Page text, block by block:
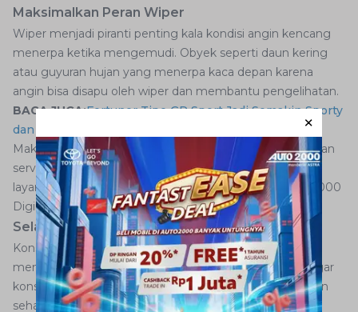
Maksimalkan Peran Wiper
Wiper menjadi piranti penting kala kondisi angin kencang
menerpa ketika mengemudi. Obyek seperti daun kering
atau guyuran hujan yang menerpa kaca depan karena
angin bisa disapu oleh wiper dan membantu pengelihatan.
BACA JUGA:Fortuner Tipe GR Sport Jadi Semakin Sporty
dan Modern
Maka pastikan kondisinya selalu prima dengan melakukan
servis berkala di bengkel Auto2000 atau mengorder
layanan THS Auto2000 Home Service di aplikasi Auto2000
Digiroom.
Selalu Jaga Kondisi Badan Selalu Fit
Konsentrasi pengemudi tak boleh terganggu selama
mengemudi dalam kondisi angin kencang. Untuk itu agar
konsentrasi terjaga adalah membuat badan selalu fit dan
sehat.